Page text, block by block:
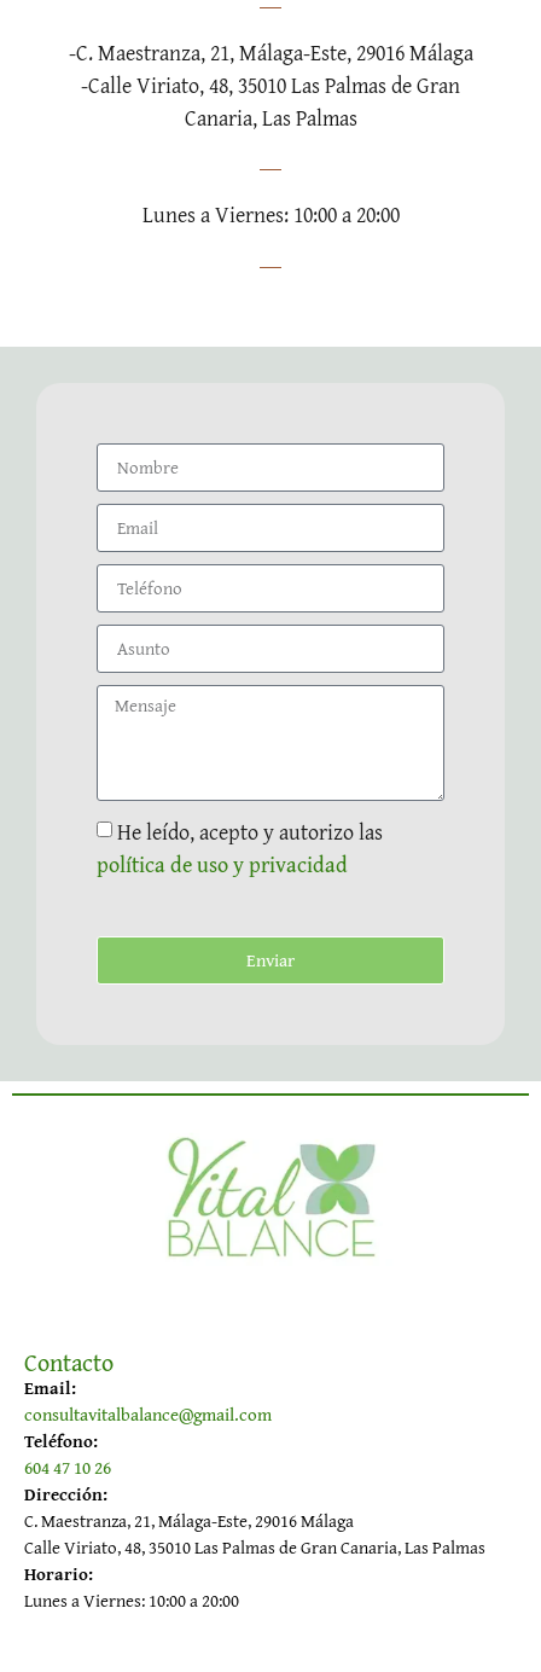
-C. Maestranza, 21, Málaga-Este, 29016 Málaga
-Calle Viriato, 48, 35010 Las Palmas de Gran
Canaria, Las Palmas
Lunes a Viernes: 10:00 a 20:00
He leído, acepto y autorizo las
política de uso y privacidad
Enviar
Contacto
Email:
consultavitalbalance@gmail.com
Teléfono:
604 47 10 26
Dirección:
C. Maestranza, 21, Málaga-Este, 29016 Málaga
Calle Viriato, 48, 35010 Las Palmas de Gran Canaria, Las Palmas
Horario:
Lunes a Viernes: 10:00 a 20:00